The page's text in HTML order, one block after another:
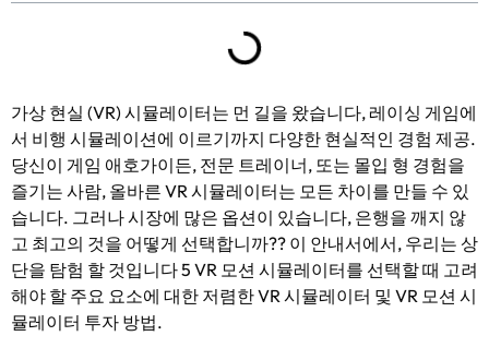
가상 현실 (VR) 시뮬레이터는 먼 길을 왔습니다, 레이싱 게임에
서 비행 시뮬레이션에 이르기까지 다양한 현실적인 경험 제공.
당신이 게임 애호가이든, 전문 트레이너, 또는 몰입 형 경험을
즐기는 사람, 올바른 VR 시뮬레이터는 모든 차이를 만들 수 있
습니다. 그러나 시장에 많은 옵션이 있습니다, 은행을 깨지 않
고 최고의 것을 어떻게 선택합니까?? 이 안내서에서, 우리는 상
단을 탐험 할 것입니다 5 VR 모션 시뮬레이터를 선택할 때 고려
해야 할 주요 요소에 대한 저렴한 VR 시뮬레이터 및 VR 모션 시
뮬레이터 투자 방법.